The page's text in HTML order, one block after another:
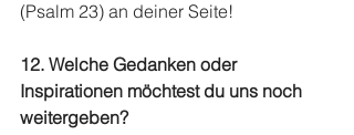
(Psalm 23) an deiner Seite!
12. Welche Gedanken oder
Inspirationen möchtest du uns noch
weitergeben?